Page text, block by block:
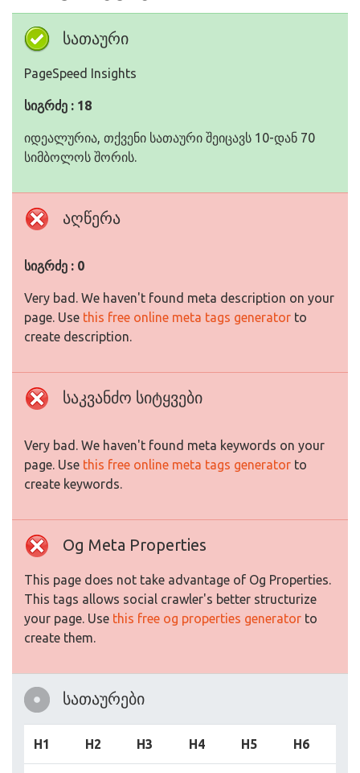
სათაური
PageSpeed Insights
სიგრძე : 18
იდეალურია, თქვენი სათაური შეიცავს 10-დან 70
სიმბოლოს შორის.
აღწერა
სიგრძე : 0
Very bad. We haven't found meta description on your
page. Use this free online meta tags generator to
create description.
საკვანძო სიტყვები
Very bad. We haven't found meta keywords on your
page. Use this free online meta tags generator to
create keywords.
Og Meta Properties
This page does not take advantage of Og Properties.
This tags allows social crawler's better structurize
your page. Use this free og properties generator to
create them.
სათაურები
H1 H2 H3 H4 H5 H6